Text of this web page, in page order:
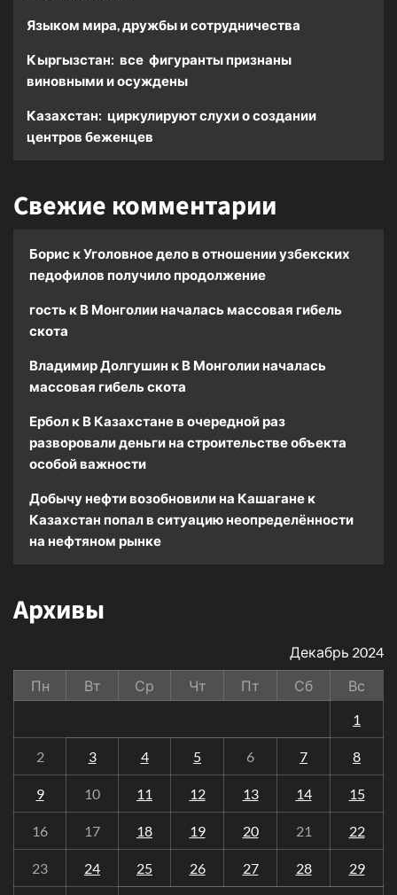
Языком мира, дружбы и сотрудничества
Кыргызстан: все фигуранты признаны
виновными и осуждены
Казахстан: циркулируют слухи о создании
центров беженцев
Свежие комментарии
Борис кУголовное дело в отношении узбекских
педофилов получило продолжение
гость к В Монголии началась массовая гибель
скота
Владимир Долгушин к В Монголии началась
массовая гибель скота
Ербол к В Казахстане в очередной раз
разворовали деньги на строительстве объекта
особой важности
Добычу нефти возобновили на Кашагане к
Казахстан попал в ситуацию неопределённости
на нефтяном рынке
Архивы
Декабрь 2024
Пн
Вт Ср Чт Пт Сб
Вс
1
2 3 4 5 6 7 8
9 10 11 12 13 14 15
16 17 18 19 20 21 22
23 24 25 26 27 28 29